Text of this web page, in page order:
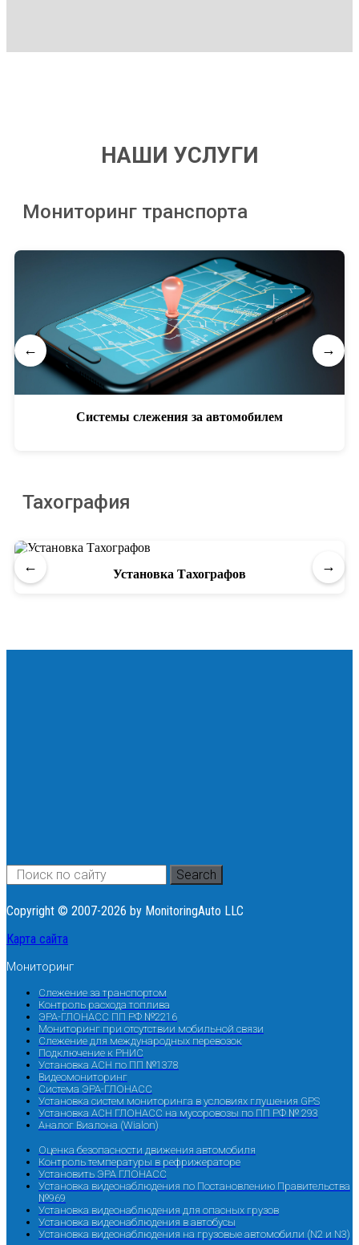
НАШИ УСЛУГИ
Мониторинг транспорта
Системы слежения за автомобилем
← →
Тахография
Установка Тахографов
← →
Search
Copyright © 2007-2026 by MonitoringAuto LLC
Карта сайта
Мониторинг
Слежение за транспортом
Контроль расхода топлива
ЭРА-ГЛОНАСС ПП РФ №2216
Мониторинг при отсутствии мобильной связи
Слежение для международных перевозок
Подключение к РНИС
Установка АСН по ПП №1378
Видеомониторинг
Система ЭРА-ГЛОНАСС
Установка систем мониторинга в условиях глушения GPS
Установка АСН ГЛОНАСС на мусоровозы по ПП РФ № 293
Аналог Виалона (Wialon)
Оценка безопасности движения автомобиля
Контроль температуры в рефрижераторе
Установить ЭРА ГЛОНАСС
Установка видеонаблюдения по Постановлению Правительства
№969
Установка видеонаблюдения для опасных грузов
Установка видеонаблюдения в автобусы
Установка видеонаблюдения на грузовые автомобили (N2 и N3)